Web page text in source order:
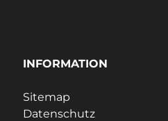
INFORMATION
Sitemap
Datenschutz